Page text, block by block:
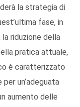
la strategia di
fase, in
riduzione della
pratica attuale,
è caratterizzato
un’adeguata
aumento delle